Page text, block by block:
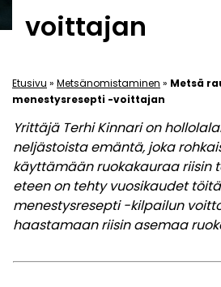
voittajan
Etusivu » Metsänomistaminen » Metsä
menestysresepti -voittajan
Yrittäjä Terhi Kinnari on
neljästoista emäntä, joka
käyttämään ruokakauraa riisin
eteen on tehty vuosikaudet
menestysresepti -kilpailun
haastamaan riisin asemaa